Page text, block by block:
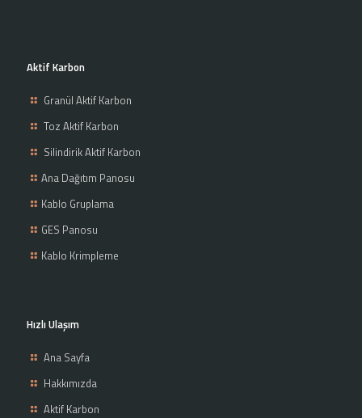
Aktif Karbon
Granül Aktif Karbon
Toz Aktif Karbon
Silindirik Aktif Karbon
Ana Dağıtım Panosu
Kablo Gruplama
GES Panosu
Kablo Krimpleme
Hızlı Ulaşım
Ana Sayfa
Hakkımızda
Aktif Karbon